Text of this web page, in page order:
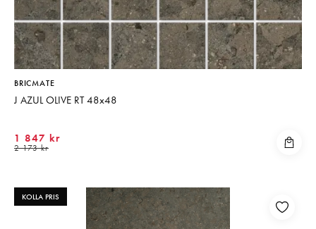
BRICMATE
J AZUL OLIVE RT 48x48
1 847 kr
2 173 kr
KOLLA PRIS